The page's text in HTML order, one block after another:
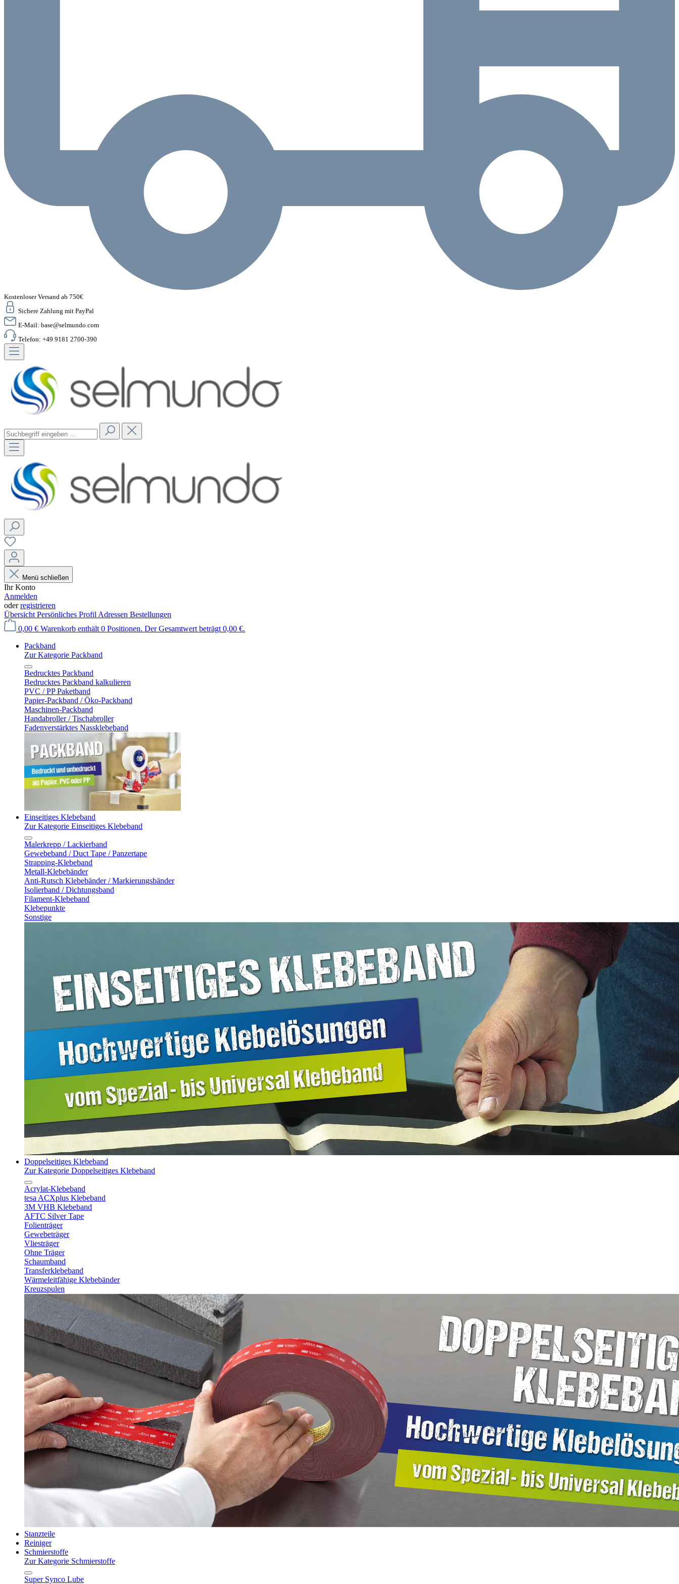
Kostenloser Versand ab 750€
Sichere Zahlung mit PayPal
E-Mail: base@selmundo.com
Telefon: +49 9181 2700-390
Menü schließen
Ihr Konto
Anmelden
oderregistrieren
Übersicht Persönliches Profil Adressen Bestellungen
0,00 € Warenkorb enthält 0 Positionen. Der Gesamtwert beträgt 0,00 €.
Packband
Zur Kategorie Packband
Bedrucktes Packband
Bedrucktes Packband kalkulieren
PVC / PP Paketband
Papier-Packband / Öko-Packband
Maschinen-Packband
Handabroller / Tischabroller
Fadenverstärktes Nassklebeband
Einseitiges Klebeband
Zur Kategorie Einseitiges Klebeband
Malerkrepp / Lackierband
Gewebeband / Duct Tape / Panzertape
Strapping-Klebeband
Metall-Klebebänder
Anti-Rutsch Klebebänder / Markierungsbänder
Isolierband / Dichtungsband
Filament-Klebeband
Klebepunkte
Sonstige
Doppelseitiges Klebeband
Zur Kategorie Doppelseitiges Klebeband
Acrylat-Klebeband
tesa ACXplus Klebeband
3M VHB Klebeband
AFTC Silver Tape
Folienträger
Gewebeträger
Vliesträger
Ohne Träger
Schaumband
Transferklebeband
Wärmeleitfähige Klebebänder
Kreuzspulen
Stanzteile
Reiniger
Schmierstoffe
Zur Kategorie Schmierstoffe
Super Synco Lube